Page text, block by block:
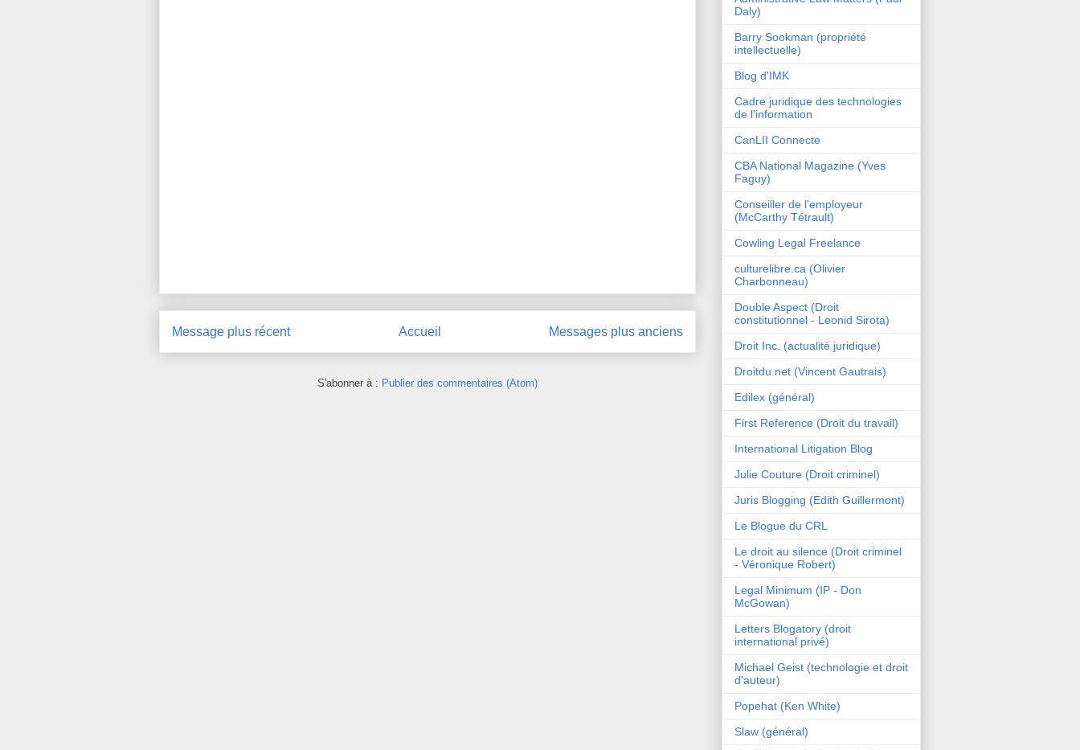
Message plus récent Messages plus anciens
Accueil
S'abonner à : Publier des commentaires (Atom)
Daly)
Barry Sookman (propriété
intellectuelle)
Blog d'IMK
Cadre juridique des technologies
de l'information
CanLII Connecte
CBA National Magazine (Yves
Faguy)
Conseiller de l'employeur
(McCarthy Tétrault)
Cowling Legal Freelance
culturelibre.ca (Olivier
Charbonneau)
Double Aspect (Droit
constitutionnel - Leonid Sirota)
Droit Inc. (actualité juridique)
Droitdu.net (Vincent Gautrais)
Edilex (général)
First Reference (Droit du travail)
International Litigation Blog
Julie Couture (Droit criminel)
Juris Blogging (Edith Guillermont)
Le Blogue du CRL
Le droit au silence (Droit criminel
- Véronique Robert)
Legal Minimum (IP - Don
McGowan)
Letters Blogatory (droit
international privé)
Michael Geist (technologie et droit
d'auteur)
Popehat (Ken White)
Slaw (général)